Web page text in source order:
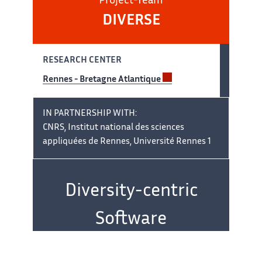
DIVERSE
RESEARCH CENTER
Rennes - Bretagne Atlantique
IN PARTNERSHIP WITH:
CNRS, Institut national des sciences
appliquées de Rennes, Université Rennes 1
Diversity-centric
Software